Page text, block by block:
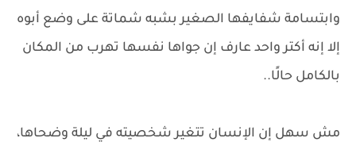
وابتسامة شفايفها الصغير بشبه شماتة على وضع أبوه
إلا إنه أكتر واحد عارف إن جواها نفسها تهرب من المكان
بالكامل حالًا..
مش سهل إن الإنسان تتغير شخصيته في ليلة وضحاها،